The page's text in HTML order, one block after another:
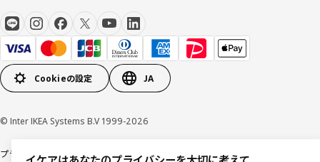
Cookieの設定 JA
© Inter IKEA Systems B.V 1999-2026
プライバシーポリシー利用規約Cookieポリシー特定商取引法に基づく表記